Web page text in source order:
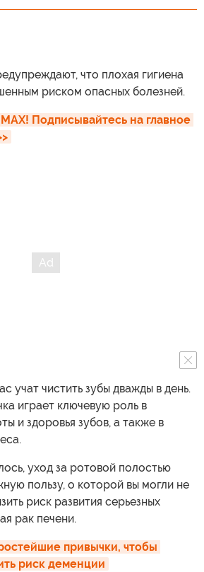
что плохая гигиена
риском опасных болезней.
Подписывайтесь на главное
учат чистить зубы дважды в день.
играет ключевую роль в
и здоровья зубов, а также в
уход за ротовой полостью
пользу, о которой вы могли не
риск развития серьезных
рак печени.
привычки, чтобы
риск деменции